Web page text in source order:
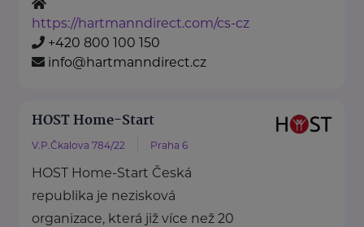
https://hartmanndirect.com/cs-cz
+420 800 100 150
info@hartmanndirect.cz
HOST Home-Start
V.P.Čkalova 784/22 Praha 6
HOST Home-Start Česká
republika je nezisková
organizace, která již více než 20